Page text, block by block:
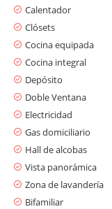
Calentador
Clósets
Cocina equipada
Cocina integral
Depósito
Doble Ventana
Electricidad
Gas domiciliario
Hall de alcobas
Vista panorámica
Zona de lavandería
Bifamiliar